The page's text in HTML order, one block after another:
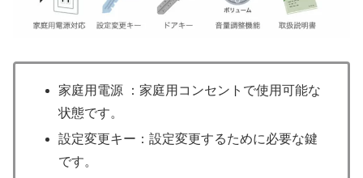
家庭用電源 ：家庭用コンセントで使用可能な
状態です。
設定変更キー：設定変更するために必要な鍵
です。